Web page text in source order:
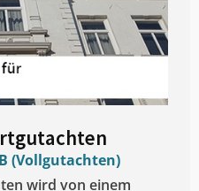
(Vollgutachten)
wird von einem